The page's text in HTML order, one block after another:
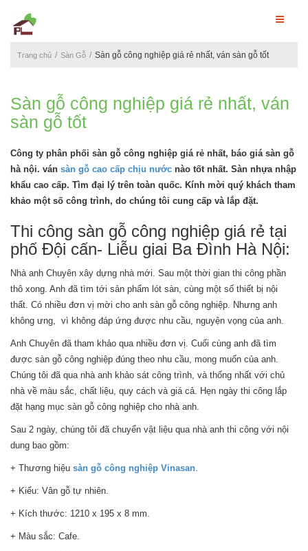
Trang chủ Sàn Gỗ Sàn gỗ công nghiệp giá rẻ nhất, ván sàn gỗ tốt
Sàn gỗ công nghiệp giá rẻ nhất, ván
sàn gỗ tốt
Công ty phân phối sàn gỗ công nghiệp giá rẻ nhất, báo giá sàn gỗ
hà nội. ván sàn gỗ cao cấp chịu nước nào tốt nhất. Sàn nhựa nhập
khẩu cao cấp. Tìm đại lý trên toàn quốc. Kính mời quý khách tham
khảo một số công trình, do chúng tôi cung cấp và lắp đặt.
Thi công sàn gỗ công nghiệp giá rẻ tại
phố Đội cấn- Liễu giai Ba Đình Hà Nội:
Nhà anh Chuyên xây dựng nhà mới. Sau một thời gian thi công phần
thô xong. Anh đã tìm tới sản phẩm lót sàn, cùng một số thiết bị nội
thất. Có nhiều đơn vị mời cho anh sàn gỗ công nghiệp. Nhưng anh
không ưng, vì không đáp ứng được nhu cầu, nguyện vọng của anh.
Anh Chuyên đã tham khảo qua nhiều đơn vị. Cuối cùng anh đã tìm
được sàn gỗ công nghiệp đúng theo nhu cầu, mong muốn của anh.
Chúng tôi đã qua nhà anh khảo sát công trình, và thống nhất với chủ
nhà về màu sắc, chất liệu, quy cách và giá cả. Hẹn ngày thi công lắp
đặt hạng mục sàn gỗ công nghiệp cho nhà anh.
Sau 2 ngày, chúng tôi đã chuyển vật liệu qua nhà anh thi công với nội
dung bao gồm:
+ Thương hiệu sàn gỗ công nghiệp Vinasan.
+ Kiểu: Vân gỗ tự nhiên.
+ Kích thước: 1210 x 195 x 8 mm.
+ Màu sắc: Cafe.